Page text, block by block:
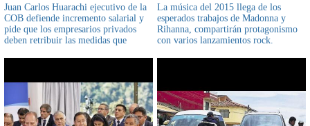
Juan Carlos Huarachi ejecutivo de la
COB defiende incremento salarial y
pide que los empresarios privados
deben retribuir las medidas que
La música del 2015 llega de los
esperados trabajos de Madonna y
Rihanna, compartirán protagonismo
con varios lanzamientos rock.